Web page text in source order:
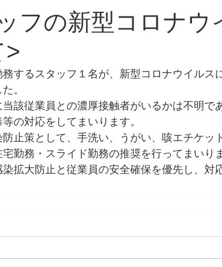
フの新型コロナウ
>
するスタッフ１名が、新型コロナウイルス
。
該従業員との濃厚接触者がいるかは不明で
の対応をしてまいります。
止策として、手洗い、うがい、咳エチケッ
勤務・スライド勤務の推奨を行ってまいり
拡大防止と従業員の安全確保を優先し、対